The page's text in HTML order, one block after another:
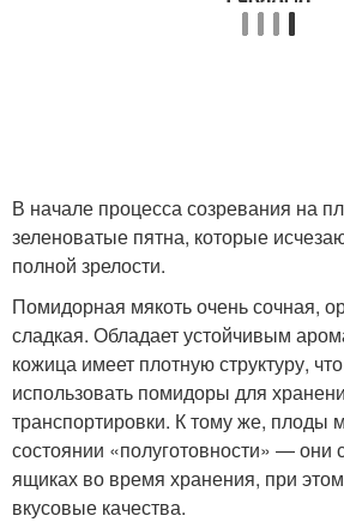
В начале процесса созревания на
зеленоватые пятна, которые
полной зрелости.
Помидорная мякоть очень сочная,
сладкая. Обладает устойчивым
кожица имеет плотную структуру,
использовать помидоры для
транспортировки. К тому же, плоды
состоянии «полуготовности» — они
ящиках во время хранения, при
вкусовые качества.